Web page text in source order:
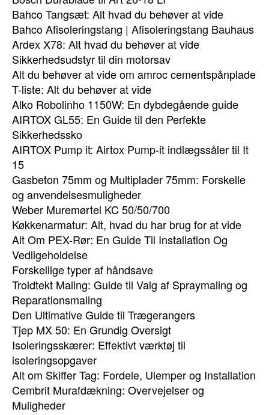
Bahco Tangsæt: Alt hvad du behøver at vide
Bahco Afisoleringstang | Afisoleringstang Bauhaus
Ardex X78: Alt hvad du behøver at vide
Sikkerhedsudstyr til din motorsav
Alt du behøver at vide om amroc cementspånplade
T-liste: Alt du behøver at vide
Alko Robolinho 1150W: En dybdegående guide
AIRTOX GL55: En Guide til den Perfekte
Sikkerhedssko
AIRTOX Pump it: Airtox Pump-it indlægssåler til It
15
Gasbeton 75mm og Multiplader 75mm: Forskelle
og anvendelsesmuligheder
Weber Muremørtel KC 50/50/700
Køkkenarmatur: Alt, hvad du har brug for at vide
Alt Om PEX-Rør: En Guide Til Installation Og
Vedligeholdelse
Forskellige typer af håndsave
Troldtekt Maling: Guide til Valg af Spraymaling og
Reparationsmaling
Den Ultimative Guide til Trægerangers
Tjep MX 50: En Grundig Oversigt
Isoleringsskærer: Effektivt værktøj til
isoleringsopgaver
Alt om Skiffer Tag: Fordele, Ulemper og Installation
Cembrit Murafdækning: Overvejelser og
Muligheder